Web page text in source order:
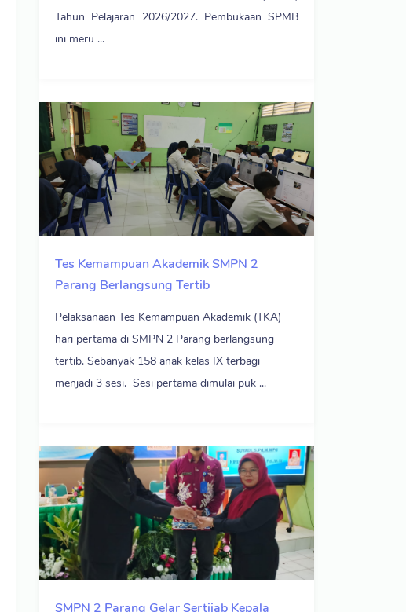
Tahun Pelajaran 2026/2027. Pembukaan SPMB
ini meru ...
Tes Kemampuan Akademik SMPN 2
Parang Berlangsung Tertib
Pelaksanaan Tes Kemampuan Akademik (TKA)
hari pertama di SMPN 2 Parang berlangsung
tertib. Sebanyak 158 anak kelas IX terbagi
menjadi 3 sesi. Sesi pertama dimulai puk ...
SMPN 2 Parang Gelar Sertijab Kepala